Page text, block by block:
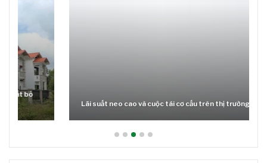
Lãi suất neo cao và cuộc tái cơ cấu trên thị trường BĐS